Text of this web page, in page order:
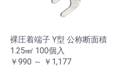
裸圧着端子 Y型 公称断面積
1.25㎟ 100個入
￥990 ～ ￥1,177